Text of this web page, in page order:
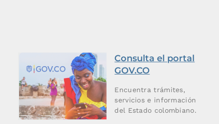
Consulta el portal
GOV.CO
Encuentra trámites,
servicios e información
del Estado colombiano.